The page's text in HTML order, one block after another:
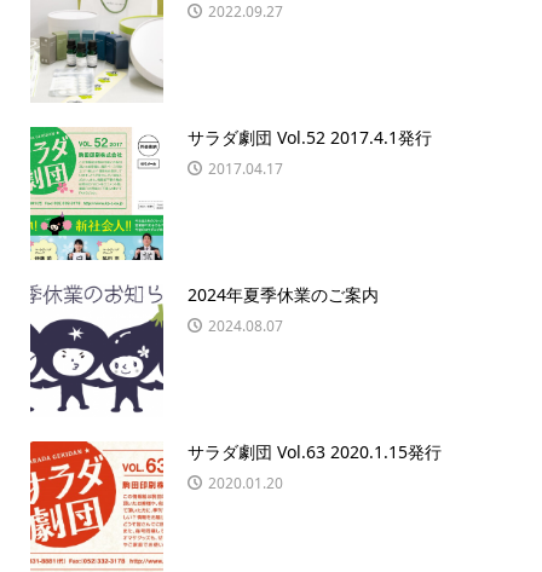
2022.09.27
サラダ劇団 Vol.52 2017.4.1発行
2017.04.17
2024年夏季休業のご案内
2024.08.07
サラダ劇団 Vol.63 2020.1.15発行
2020.01.20